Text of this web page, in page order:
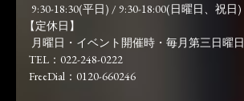
9:30-18:30(平日) / 9:30-18:00(日曜日、祝日)
【定休日】
月曜日・イベント開催時・毎月第三日曜日
TEL：022-248-0222
FreeDial：0120-660246